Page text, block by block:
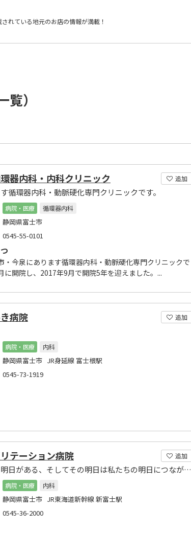
れている地元のお店の情報が満載！
）
追加
器内科・内科クリニック
循環器内科・動脈硬化専門クリニックです。
病院・医療
循環器内科
静岡県富士市
0545-55-0101
・今泉にあります循環器内科・動脈硬化専門クリニックで
に開院し、2017年9月で開院5年を迎えました。...
追加
病院
病院・医療
内科
静岡県富士市 JR身延線 富士根駅
0545-73-1919
追加
テーション病院
お年寄りにも明日がある、そしてその明日は私たちの明日につながっていく
病院・医療
内科
静岡県富士市 JR東海道新幹線 新富士駅
0545-36-2000